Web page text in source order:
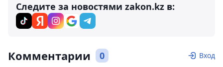
Следите за новостями zakon.kz в:
Комментарии 0 Вход